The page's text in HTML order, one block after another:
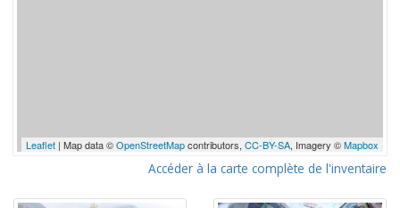
Leaflet | Map data ©OpenStreetMapcontributors, CC-BY-SA, Imagery ©Mapbox
Accéder à la carte complète de l'inventaire